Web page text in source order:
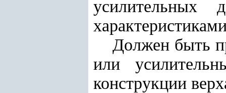
усилительных
Должен быть
или
конструкции